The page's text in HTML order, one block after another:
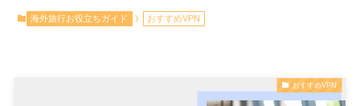
海外旅行お役立ちガイド おすすめVPN
おすすめVPN